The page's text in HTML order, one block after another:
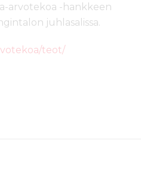
arvotekoa -hankkeen
juhlasalissa.
teot/